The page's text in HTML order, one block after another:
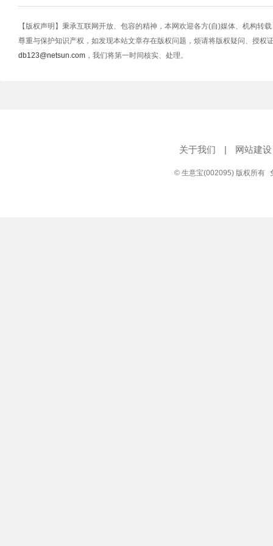
【版权声明】秉承互联网开放、包容的精神，本网欢迎各方(自)媒体、机构转
尊重与保护知识产权，如发现本站文章存在版权问题，烦请将版权疑问、授权
db123@netsun.com ，我们将第一时间核实、处理。
关于我们 | 网站建设
© 生意宝(002095) 版权所有